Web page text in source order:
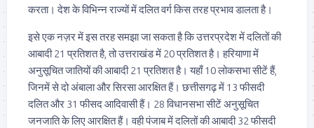
करता। देश के विभिन्न राज्यों में दलित वर्ग किस तरह प्रभाव डालता है।
इसे एक नज़र में इस तरह समझा जा सकता है कि उत्तरप्रदेश में दलितों की
आबादी 21 प्रतिशत है, तो उत्तराखंड में 20 प्रतिशत है। हरियाणा में
अनुसूचित जातियों की आबादी 21 प्रतिशत है। यहाँ 10 लोकसभा सीटें हैं,
जिनमें से दो अंबाला और सिरसा आरक्षित हैं। छत्तीसगढ़ में 13 फीसदी
दलित और 31 फीसद आदिवासी हैं। 28 विधानसभा सीटें अनुसूचित
जनजाति के लिए आरक्षित हैं। वही पंजाब में दलितों की आबादी 32 फीसदी